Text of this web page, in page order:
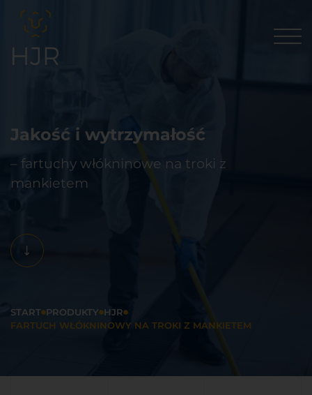
Jakość i wytrzymałość
– fartuchy włókninowe na troki z
mankietem
START PRODUKTY HJR
FARTUCH WŁÓKNINOWY NA TROKI Z MANKIETEM